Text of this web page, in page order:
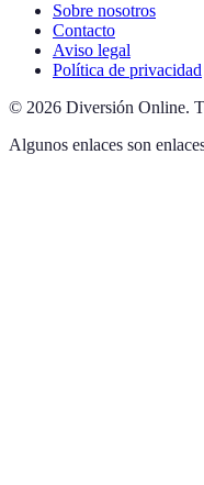
Sobre nosotros
Contacto
Aviso legal
Política de privacidad
© 2026 Diversión Online.
Algunos enlaces son